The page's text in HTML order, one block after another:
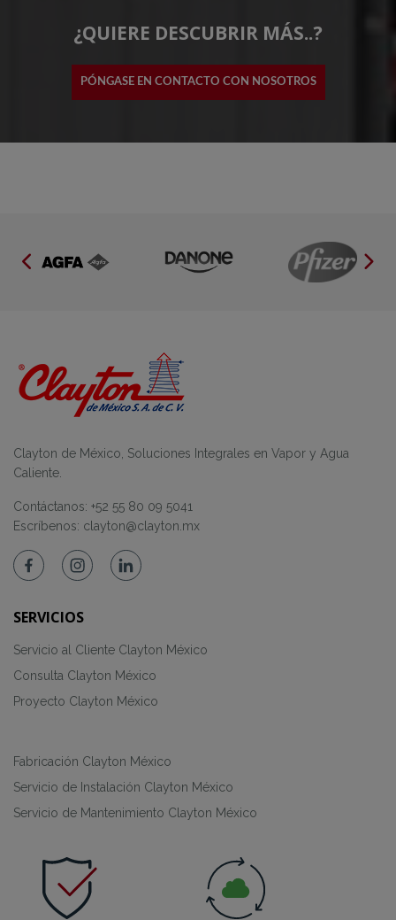
¿QUIERE DESCUBRIR MÁS..?
PÓNGASE EN CONTACTO CON NOSOTROS
Clayton de México, Soluciones Integrales en Vapor y Agua
Caliente.
Contáctanos: +52 55 80 09 5041
Escríbenos: clayton@clayton.mx
SERVICIOS
Servicio al Cliente Clayton México
Consulta Clayton México
Proyecto Clayton México
Fabricación Clayton México
Servicio de Instalación Clayton México
Servicio de Mantenimiento Clayton México